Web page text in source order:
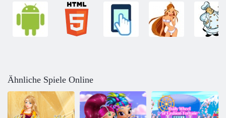
Ähnliche Spiele Online